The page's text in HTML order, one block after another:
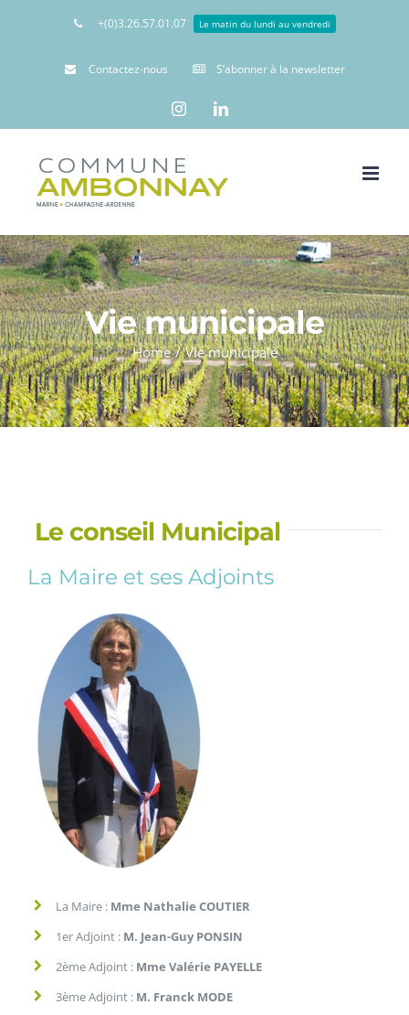
+(0)3.26.57.01.07 Le matin du lundi au vendredi
Contactez-nous S’abonner à la newsletter
InstagramLinkedin
Vie municipale
Home / Vie municipale
Le conseil Municipal
La Maire et ses Adjoints
La Maire : Mme Nathalie COUTIER
1er Adjoint : M. Jean-Guy PONSIN
2ème Adjoint : Mme Valérie PAYELLE
3ème Adjoint : M. Franck MODE